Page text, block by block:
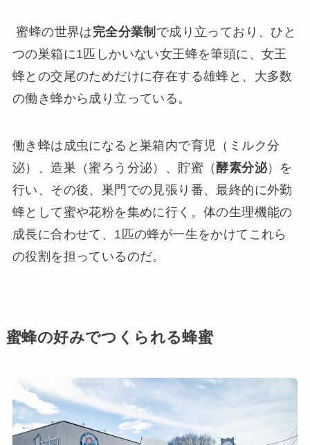
蜜蜂の世界は完全分業制 で成り立っており、ひと
つの巣箱に1匹しかいない女王蜂を筆頭に、女王
蜂との交尾のためだけに存在する雄蜂と、大多数
の働き蜂から成り立っている。
働き蜂は成虫になると巣箱内で育児（ミルク分
泌）、造巣（蜜ろう分泌）、貯蜜（酵素分泌）を
行い、その後、巣門での見張り番、最終的に外勤
蜂として蜜や花粉を集めに行く。体の生理機能の
成長に合わせて、1匹の蜂が一生をかけてこれら
の役割を担っているのだ。
蜜蜂の好みでつくられる蜂蜜